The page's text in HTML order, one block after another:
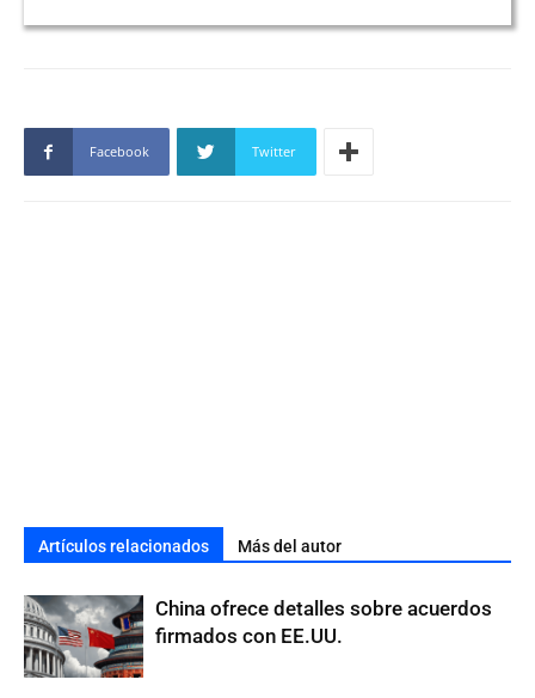
Facebook Twitter
Artículos relacionados Más del autor
China ofrece detalles sobre acuerdos
firmados con EE.UU.